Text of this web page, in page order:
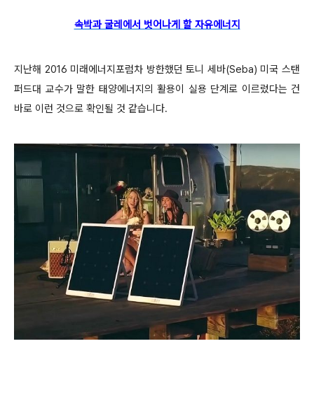
속박과 굴레에서 벗어나게 할 자유에너지
지난해 2016 미래에너지포럼차 방한했던 토니 세바(Seba) 미국 스탠
퍼드대 교수가 말한 태양에너지의 활용이 실용 단계로 이르렀다는 건
바로 이런 것으로 확인될 것 같습니다.